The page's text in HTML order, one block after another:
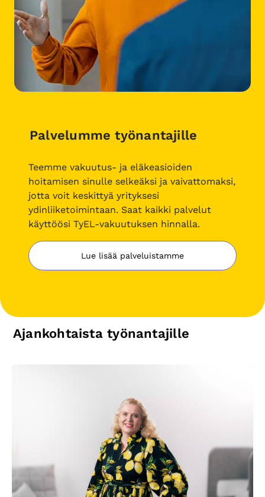
Palvelumme työnantajille
Teemme vakuutus- ja eläkeasioiden
hoitamisen sinulle selkeäksi ja vaivattomaksi,
jotta voit keskittyä yrityksesi
ydinliiketoimintaan. Saat kaikki palvelut
käyttöösi TyEL-vakuutuksen hinnalla.
Lue lisää palveluistamme
Ajankohtaista työnantajille